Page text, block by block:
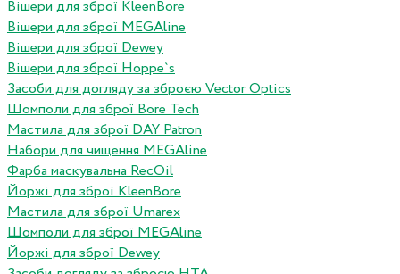
Вішери для зброї KleenBore
Вішери для зброї MEGAline
Вішери для зброї Dewey
Вішери для зброї Hoppe`s
Засоби для догляду за зброєю Vector Optics
Шомполи для зброї Bore Tech
Мастила для зброї DAY Patron
Набори для чищення MEGAline
Фарба маскувальна RecOil
Йоржі для зброї KleenBore
Мастила для зброї Umarex
Шомполи для зброї MEGAline
Йоржі для зброї Dewey